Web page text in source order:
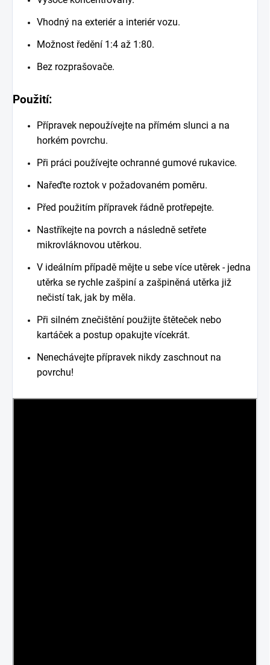
Vhodný na exteriér a interiér vozu.
Možnost ředění 1:4 až 1:80.
Bez rozprašovače.
Použití:
Přípravek nepoužívejte na přímém slunci a na
horkém povrchu.
Při práci používejte ochranné gumové rukavice.
Nařeďte roztok v požadovaném poměru.
Před použitím přípravek řádně protřepejte.
Nastříkejte na povrch a následně setřete
mikrovláknovou utěrkou.
V ideálním případě mějte u sebe více utěrek - jedna
utěrka se rychle zašpiní a zašpiněná utěrka již
nečistí tak, jak by měla.
Při silném znečištění použijte štěteček nebo
kartáček a postup opakujte vícekrát.
Nenechávejte přípravek nikdy zaschnout na
povrchu!